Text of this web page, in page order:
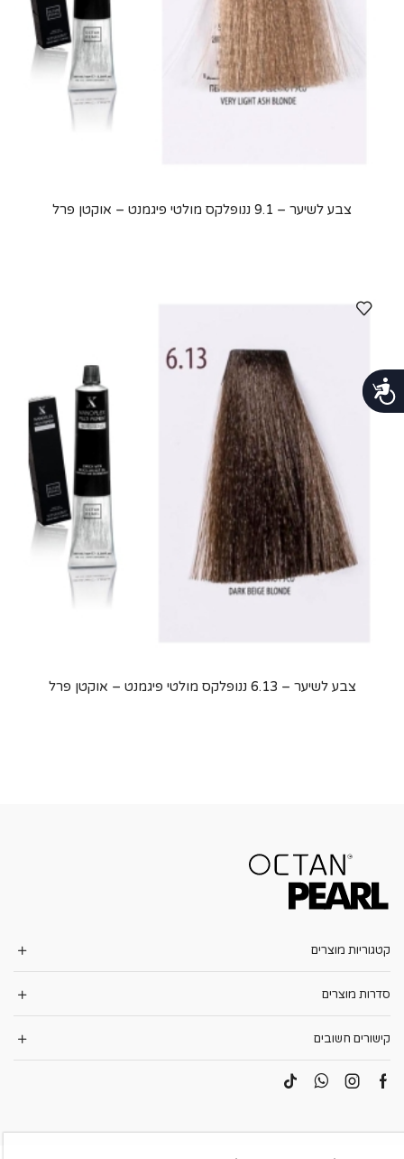
נגישות
צבע לשיער – 9.1 ננופלקס מולטי פיגמנט – אוקטן פרל
צבע לשיער – 6.13 ננופלקס מולטי פיגמנט – אוקטן פרל
קטגוריות מוצרים
סדרות מוצרים
קישורים חשובים